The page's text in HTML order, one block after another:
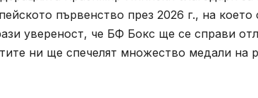
първенство през 2026 г., на
увереност, че БФ Бокс ще се справи
ни ще спечелят множество медали на